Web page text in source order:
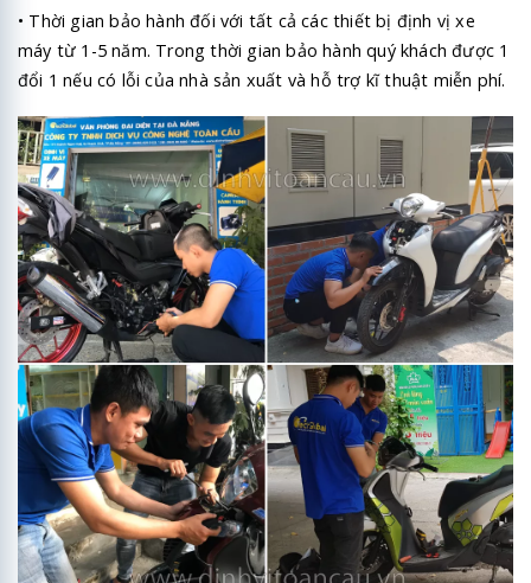
• Thời gian bảo hành đối với tất cả các thiết bị định vị xe
máy từ 1-5 năm. Trong thời gian bảo hành quý khách được 1
đổi 1 nếu có lỗi của nhà sản xuất và hỗ trợ kĩ thuật miễn phí.